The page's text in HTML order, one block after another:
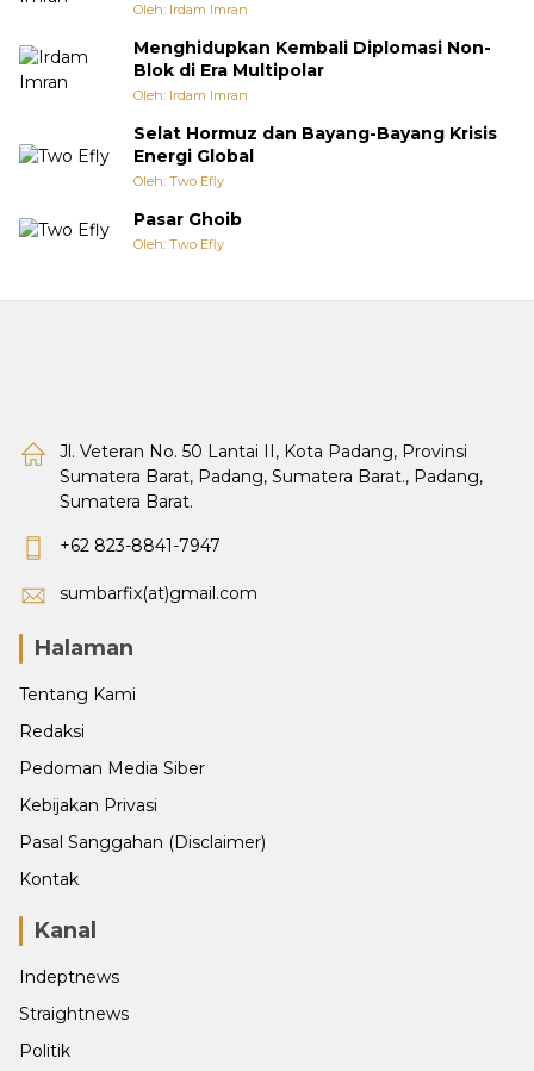
Oleh: Irdam Imran
Menghidupkan Kembali Diplomasi Non-
Blok di Era Multipolar
Oleh: Irdam Imran
Selat Hormuz dan Bayang-Bayang Krisis
Energi Global
Oleh: Two Efly
Pasar Ghoib
Oleh: Two Efly
Jl. Veteran No. 50 Lantai II, Kota Padang, Provinsi
Sumatera Barat, Padang, Sumatera Barat., Padang,
Sumatera Barat.
+62 823-8841-7947
sumbarfix(at)gmail.com
Halaman
Tentang Kami
Redaksi
Pedoman Media Siber
Kebijakan Privasi
Pasal Sanggahan (Disclaimer)
Kontak
Kanal
Indeptnews
Straightnews
Politik